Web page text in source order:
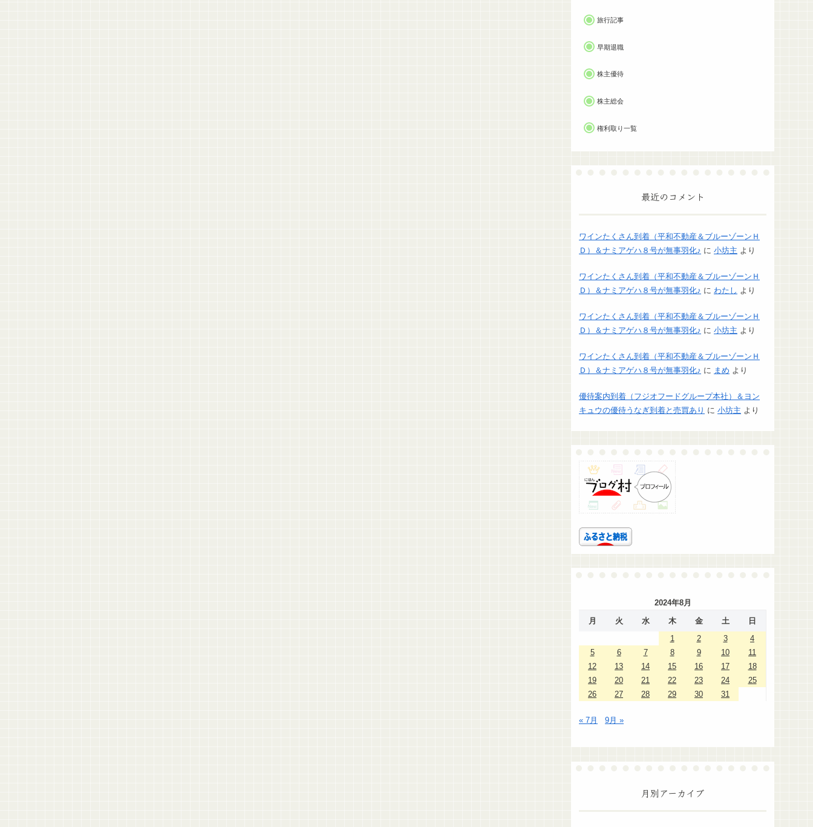
旅行記事
早期退職
株主優待
株主総会
権利取り一覧
最近のコメント
ワインたくさん到着（平和不動産＆ブルーゾーンＨ
Ｄ）＆ナミアゲハ８号が無事羽化♪ に 小坊主 より
ワインたくさん到着（平和不動産＆ブルーゾーンＨ
Ｄ）＆ナミアゲハ８号が無事羽化♪ に わたし より
ワインたくさん到着（平和不動産＆ブルーゾーンＨ
Ｄ）＆ナミアゲハ８号が無事羽化♪ に 小坊主 より
ワインたくさん到着（平和不動産＆ブルーゾーンＨ
Ｄ）＆ナミアゲハ８号が無事羽化♪ に まめ より
優待案内到着（フジオフードグループ本社）＆ヨン
キュウの優待うなぎ到着と売買あり に 小坊主 より
2024年8月
月
火 水 木 金 土
日
1
2 3
4
5
6 7 8 9 10
11
12
13 14 15 16 17
18
19
20 21 22 23 24
25
26
27 28 29 30 31
« 7月 9月 »
月別アーカイブ